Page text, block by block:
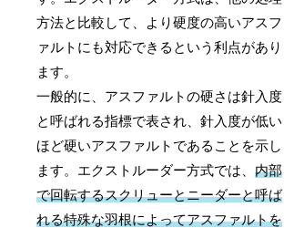
方法と比較して、より硬度の高いアスフ
ァルトにも対応できるという利点があり
ます。
一般的に、アスファルトの硬さは針入度
と呼ばれる指標で表され、針入度が低い
ほど硬いアスファルトであることを示し
ます。エクストルーダー方式では、内部
で回転するスクリューとニーダーと呼ば
れる特殊な羽根によってアスファルトを